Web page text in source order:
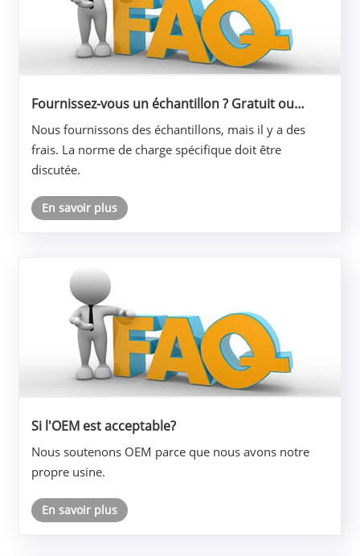
Fournissez-vous un échantillon ? Gratuit ou
Nous fournissons des échantillons, mais il y a des
frais. La norme de charge spécifique doit être
discutée.
En savoir plus
Si l'OEM est acceptable?
Nous soutenons OEM parce que nous avons notre
propre usine.
En savoir plus